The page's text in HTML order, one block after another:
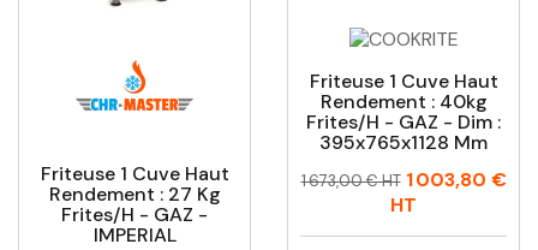
Friteuse 1 Cuve Haut
Rendement : 27 Kg
Frites/h - GAZ -
IMPERIAL
Friteuse 1 Cuve Haut
Rendement : 40kg
Frites/h - GAZ - Dim :
395x765x1128 Mm
Prix
Prix
1 673,00 € HT 1 003,80 €
HT